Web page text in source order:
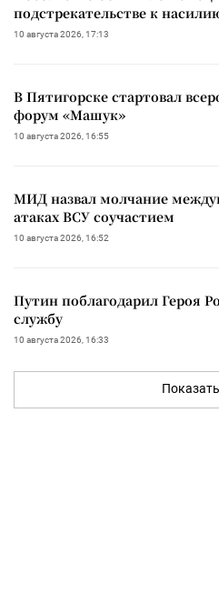
подстрекательстве к
10 августа 2026, 17:13
В Пятигорске стартовал
форум «Машук»
10 августа 2026, 16:55
МИД назвал молчание
атаках ВСУ соучастием
10 августа 2026, 16:52
Путин поблагодарил Героя
службу
10 августа 2026, 16:33